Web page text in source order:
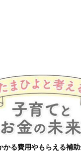
のも】妊婦の感染症